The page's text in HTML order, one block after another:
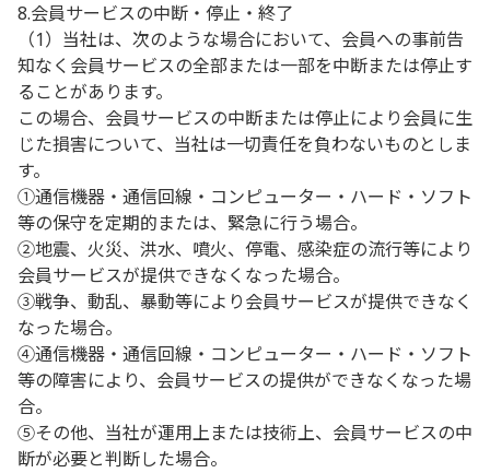
8.会員サービスの中断・停止・終了
（1）当社は、次のような場合において、会員への事前告
知なく会員サービスの全部または一部を中断または停止す
ることがあります。
この場合、会員サービスの中断または停止により会員に生
じた損害について、当社は一切責任を負わないものとしま
す。
①通信機器・通信回線・コンピューター・ハード・ソフト
等の保守を定期的または、緊急に行う場合。
②地震、火災、洪水、噴火、停電、感染症の流行等により
会員サービスが提供できなくなった場合。
③戦争、動乱、暴動等により会員サービスが提供できなく
なった場合。
④通信機器・通信回線・コンピューター・ハード・ソフト
等の障害により、会員サービスの提供ができなくなった場
合。
⑤その他、当社が運用上または技術上、会員サービスの中
断が必要と判断した場合。